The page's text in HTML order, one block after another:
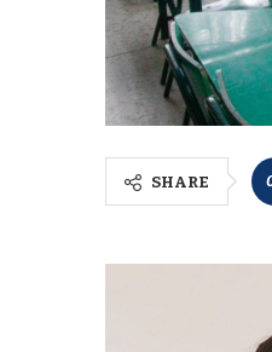
SHARE